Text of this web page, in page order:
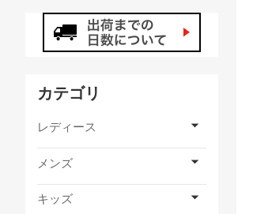
カテゴリ
レディース
メンズ
キッズ